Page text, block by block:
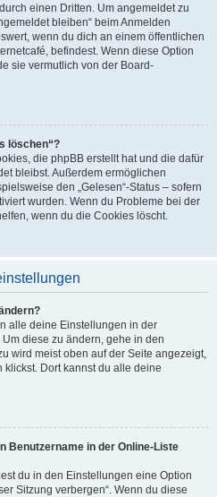
einen Dritten. Um angemeldet zu
bleiben“ beim Anmelden
wenn du dich an einem öffentlichen
befindest. Wenn diese Option
sie vermutlich von der Board-
löschen“?
die phpBB erstellt hat und die dafür
bleibst. Außerdem ermöglichen
den „Gelesen“-Status – sofern
wurden. Wenn du Probleme bei der
wenn du die Cookies löscht.
alle deine Einstellungen in der
diese zu ändern, gehe in den
wird meist oben auf der Seite angezeigt,
Dort kannst du alle deine
Benutzername in der Online-Liste
du in den Einstellungen eine Option
Sitzung verbergen“. Wenn du diese